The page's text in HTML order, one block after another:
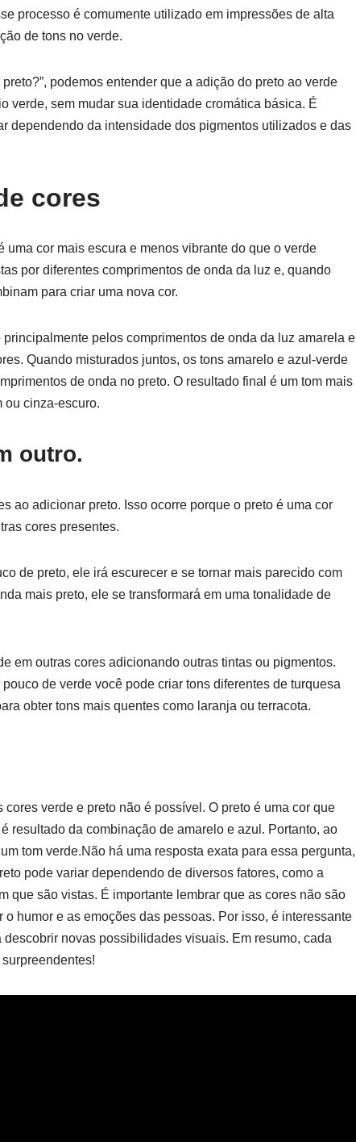
processo é comumente utilizado em impressões de alta
de tons no verde.
podemos entender que a adição do preto ao verde
verde, sem mudar sua identidade cromática básica. É
dependendo da intensidade dos pigmentos utilizados e das
cores
cor mais escura e menos vibrante do que o verde
por diferentes comprimentos de onda da luz e, quando
para criar uma nova cor.
pelos comprimentos de onda da luz amarela e
Quando misturados juntos, os tons amarelo e azul-verde
de onda no preto. O resultado final é um tom mais
ou cinza-escuro.
outro.
ao adicionar preto. Isso ocorre porque o preto é uma cor
cores presentes.
de preto, ele irá escurecer e se tornar mais parecido com
mais preto, ele se transformará em uma tonalidade de
em outras cores adicionando outras tintas ou pigmentos.
de verde você pode criar tons diferentes de turquesa
obter tons mais quentes como laranja ou terracota.
verde e preto não é possível. O preto é uma cor que
resultado da combinação de amarelo e azul. Portanto, ao
tom verde.Não há uma resposta exata para essa pergunta,
pode variar dependendo de diversos fatores, como a
que são vistas. É importante lembrar que as cores não são
humor e as emoções das pessoas. Por isso, é interessante
novas possibilidades visuais. Em resumo, cada